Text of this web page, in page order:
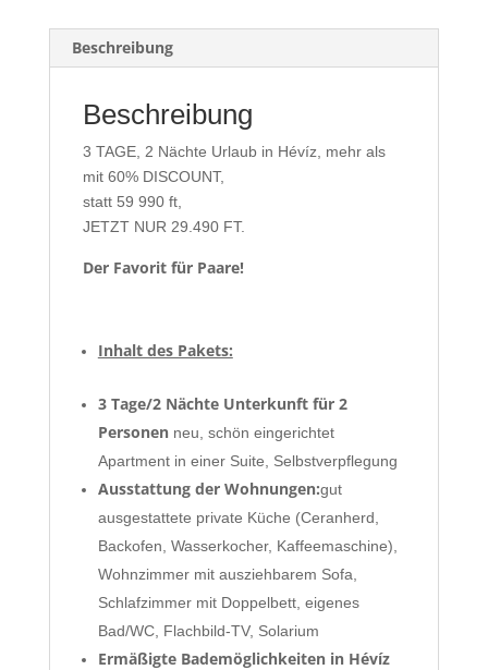
Beschreibung
Beschreibung
3 TAGE, 2 Nächte Urlaub in Hévíz, mehr als
mit 60% DISCOUNT,
statt 59 990 ft,
JETZT NUR 29.490 FT.
Der Favorit für Paare!
Inhalt des Pakets:
3 Tage/2 Nächte Unterkunft für 2
Personenneu, schön eingerichtet
Apartment in einer Suite, Selbstverpflegung
Ausstattung der Wohnungen:gut
ausgestattete private Küche (Ceranherd,
Backofen, Wasserkocher, Kaffeemaschine),
Wohnzimmer mit ausziehbarem Sofa,
Schlafzimmer mit Doppelbett, eigenes
Bad/WC, Flachbild-TV, Solarium
Ermäßigte Bademöglichkeiten in Hévíz